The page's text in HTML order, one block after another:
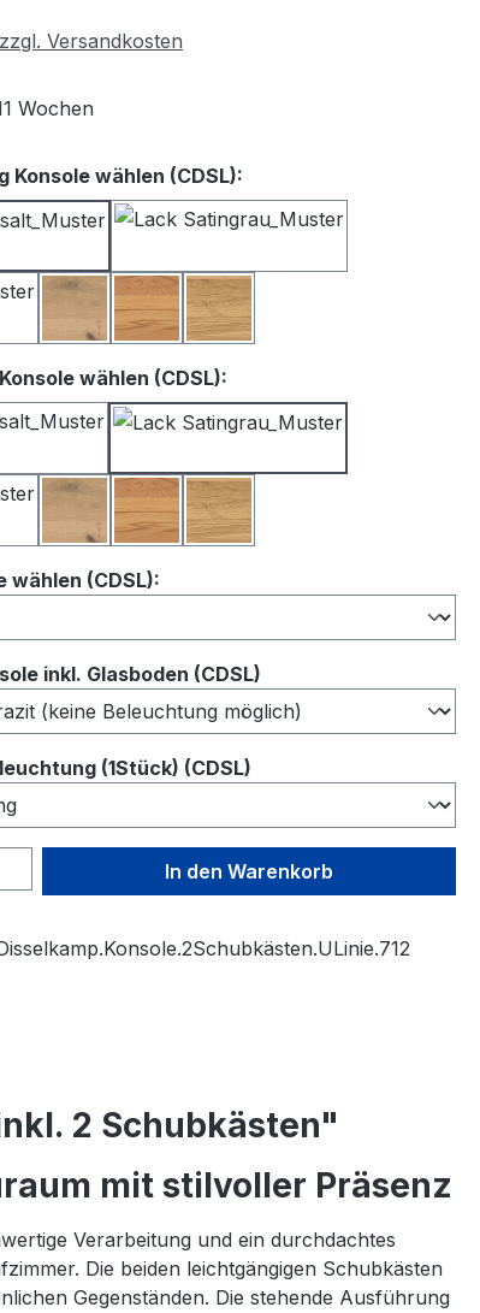
Versandkosten
Wochen
Konsole wählen (CDSL):
BalkeneicheKernbucheWildeiche
wählen (CDSL):
BalkeneicheKernbucheWildeiche
wählen (CDSL):
inkl. Glasboden (CDSL)
(1Stück) (CDSL)
Gib den gewünschten Wert
In den Warenkorb
2 Schubkästen"
mit stilvoller Präsenz
Verarbeitung und ein durchdachtes
Die beiden leichtgängigen Schubkästen
Gegenständen. Die stehende Ausführung